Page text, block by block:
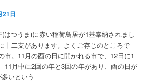
21日
はつうま)に赤い稲荷鳥居が1基奉納されまし
十二支があります。よくご存じのところで
市。11月の酉の日に開かれる市で、12日に1
11月中に2回の年と3回の年があり、酉の日が
いという